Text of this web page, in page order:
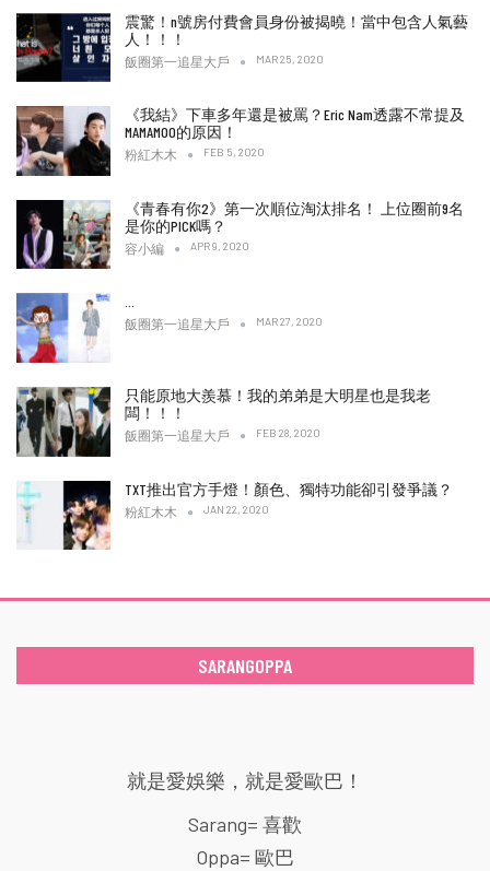
震驚！n號房付費會員身份被揭曉！當中包含人氣藝
人！！！
飯圈第一追星大戶 MAR 25, 2020
《我結》下車多年還是被罵？Eric Nam透露不常提及
MAMAMOO的原因！
粉紅木木 FEB 5, 2020
《青春有你2》第一次順位淘汰排名！ 上位圈前9名
是你的PICK嗎？
容小編 APR 9, 2020
…
飯圈第一追星大戶 MAR 27, 2020
只能原地大羨慕！我的弟弟是大明星也是我老
闆！！！
飯圈第一追星大戶 FEB 28, 2020
TXT推出官方手燈！顏色、獨特功能卻引發爭議？
粉紅木木 JAN 22, 2020
SARANGOPPA
就是愛娛樂，就是愛歐巴！
Sarang= 喜歡
Oppa= 歐巴